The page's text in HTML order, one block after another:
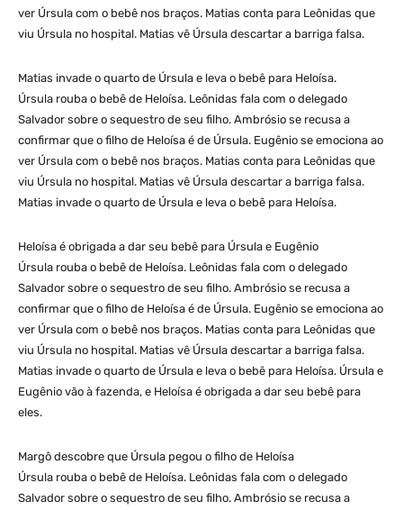
ver Úrsula com o bebê nos braços. Matias conta para Leônidas que
viu Úrsula no hospital. Matias vê Úrsula descartar a barriga falsa.
Matias invade o quarto de Úrsula e leva o bebê para Heloísa.
Úrsula rouba o bebê de Heloísa. Leônidas fala com o delegado
Salvador sobre o sequestro de seu filho. Ambrósio se recusa a
confirmar que o filho de Heloísa é de Úrsula. Eugênio se emociona ao
ver Úrsula com o bebê nos braços. Matias conta para Leônidas que
viu Úrsula no hospital. Matias vê Úrsula descartar a barriga falsa.
Matias invade o quarto de Úrsula e leva o bebê para Heloísa.
Heloísa é obrigada a dar seu bebê para Úrsula e Eugênio
Úrsula rouba o bebê de Heloísa. Leônidas fala com o delegado
Salvador sobre o sequestro de seu filho. Ambrósio se recusa a
confirmar que o filho de Heloísa é de Úrsula. Eugênio se emociona ao
ver Úrsula com o bebê nos braços. Matias conta para Leônidas que
viu Úrsula no hospital. Matias vê Úrsula descartar a barriga falsa.
Matias invade o quarto de Úrsula e leva o bebê para Heloísa. Úrsula e
Eugênio vão à fazenda, e Heloísa é obrigada a dar seu bebê para
eles.
Margô descobre que Úrsula pegou o filho de Heloísa
Úrsula rouba o bebê de Heloísa. Leônidas fala com o delegado
Salvador sobre o sequestro de seu filho. Ambrósio se recusa a